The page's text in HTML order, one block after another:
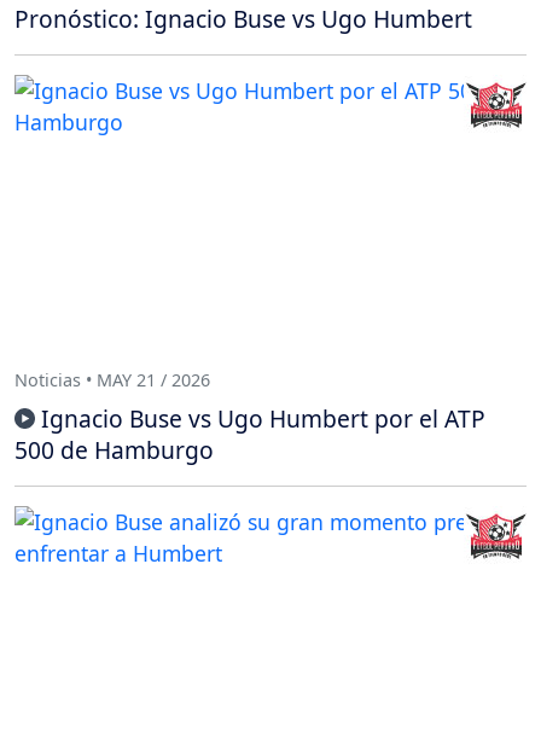
Pronóstico: Ignacio Buse vs Ugo Humbert
Noticias • MAY 21 / 2026
Ignacio Buse vs Ugo Humbert por el ATP
500 de Hamburgo